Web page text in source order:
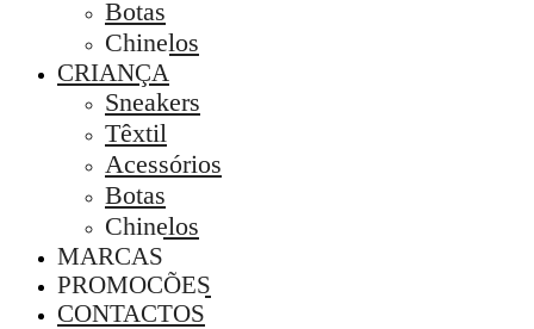
Botas
Chinelos
CRIANÇA
Sneakers
Têxtil
Acessórios
Botas
Chinelos
MARCAS
PROMOÇÕES
CONTACTOS